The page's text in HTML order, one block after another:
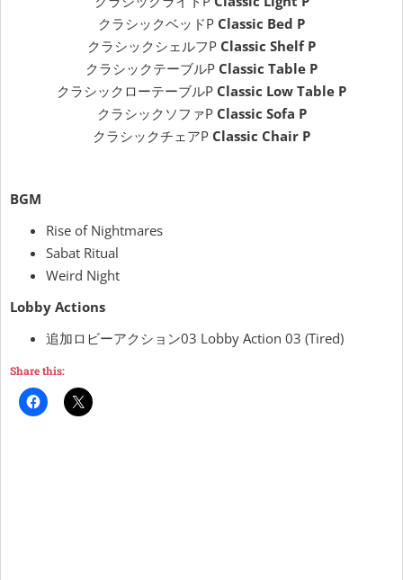
クラシックベッドP Classic Bed P
クラシックシェルフP Classic Shelf P
クラシックテーブルP Classic Table P
クラシックローテーブルP Classic Low Table P
クラシックソファPClassic Sofa P
クラシックチェアP Classic Chair P
BGM
Rise of Nightmares
Sabat Ritual
Weird Night
Lobby Actions
追加ロビーアクション03 Lobby Action 03 (Tired)
Share this: